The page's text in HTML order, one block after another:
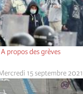
propos des grèves
15 septembre 2021